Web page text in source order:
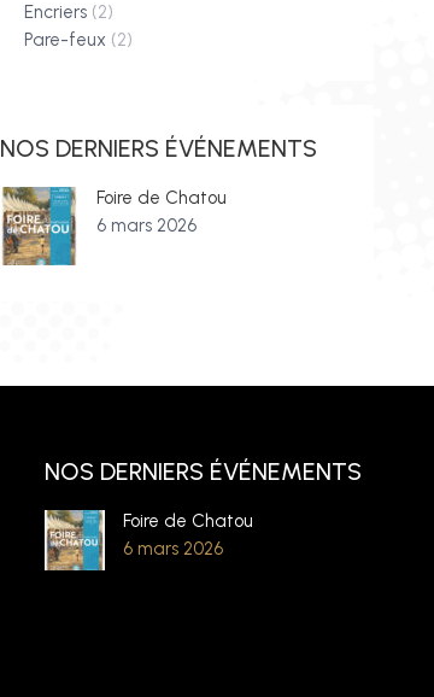
Encriers (2)
Pare-feux (2)
NOS DERNIERS ÉVÉNEMENTS
Foire de Chatou
6 mars 2026
NOS DERNIERS ÉVÉNEMENTS
Foire de Chatou
6 mars 2026